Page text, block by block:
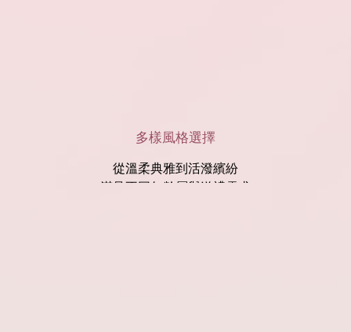
多樣風格選擇
從溫柔典雅到活潑繽紛
滿足不同年齡層與送禮需求